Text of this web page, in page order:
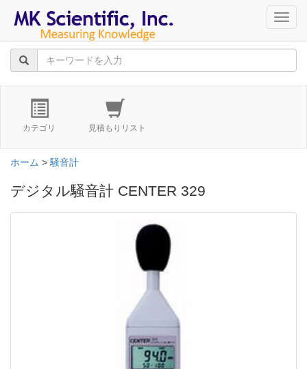
カテゴリ 見積もりリスト
ホーム > 騒音計
デジタル騒音計 CENTER 329